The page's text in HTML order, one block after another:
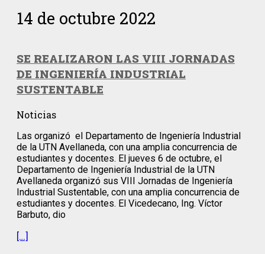
14 de octubre 2022
SE REALIZARON LAS VIII JORNADAS
DE INGENIERÍA INDUSTRIAL
SUSTENTABLE
Noticias
Las organizó el Departamento de Ingeniería Industrial
de la UTN Avellaneda, con una amplia concurrencia de
estudiantes y docentes. El jueves 6 de octubre, el
Departamento de Ingeniería Industrial de la UTN
Avellaneda organizó sus VIII Jornadas de Ingeniería
Industrial Sustentable, con una amplia concurrencia de
estudiantes y docentes. El Vicedecano, Ing. Víctor
Barbuto, dio
[…]